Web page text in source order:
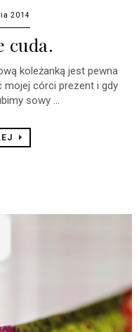
2014
cuda.
koleżanką jest pewna
mojej córci prezent i gdy
sowy ...